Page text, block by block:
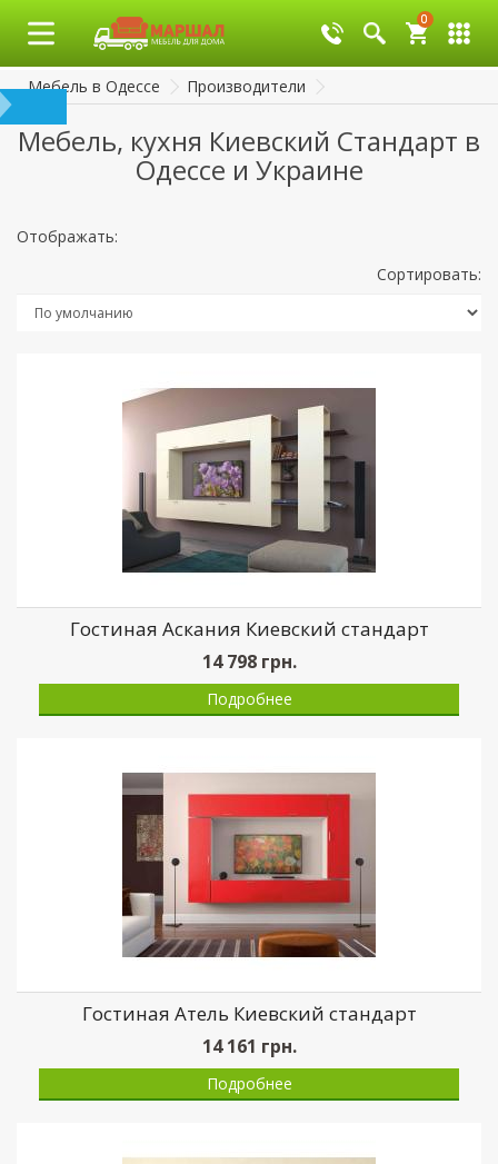
0
0
Мебель в Одессе Производители
Мебель, кухня Киевский Стандарт в
Одессе и Украине
Отображать:
Сортировать:
Гостиная Аскания Киевский стандарт
14 798грн.
Подробнее
Гостиная Атель Киевский стандарт
14 161 грн.
Подробнее